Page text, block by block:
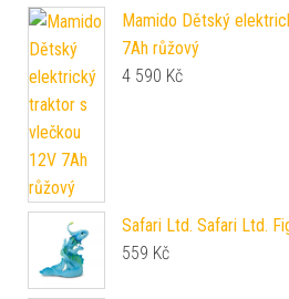
Mamido Dětský
7Ah růžový
4 590 Kč
Safari Ltd. Safari Ltd.
559 Kč